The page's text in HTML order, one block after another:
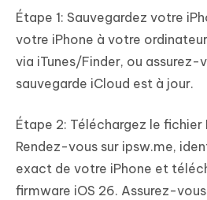
Étape 1: Sauvegardez votre
votre iPhone à votre
via iTunes/Finder, ou assurez-
sauvegarde iCloud est à jour.
Étape 2: Téléchargez le fichier
Rendez-vous sur ipsw.me,
exact de votre iPhone et
firmware iOS 26. Assurez-